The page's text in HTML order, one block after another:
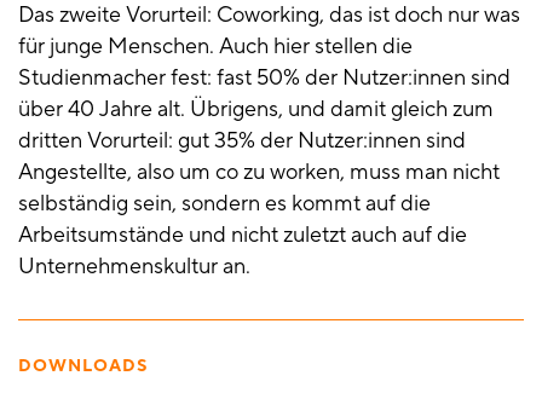
Das zweite Vorurteil: Coworking, das ist doch nur was
für junge Menschen. Auch hier stellen die
Studienmacher fest: fast 50% der Nutzer:innen sind
über 40 Jahre alt. Übrigens, und damit gleich zum
dritten Vorurteil: gut 35% der Nutzer:innen sind
Angestellte, also um co zu worken, muss man nicht
selbständig sein, sondern es kommt auf die
Arbeitsumstände und nicht zuletzt auch auf die
Unternehmenskultur an.
DOWNLOADS